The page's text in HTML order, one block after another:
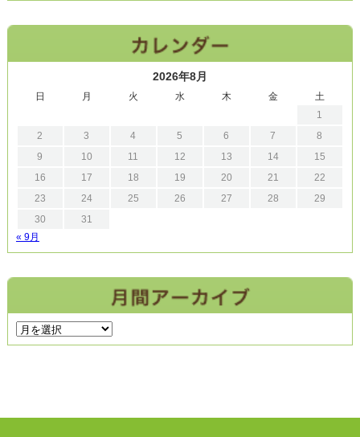
2026年8月
日 月 火 水 木 金
土
1
2
3 4 5 6 7
8
9
10 11 12 13 14
15
16
17 18 19 20 21
22
23
24 25 26 27 28
29
30
31
« 9月